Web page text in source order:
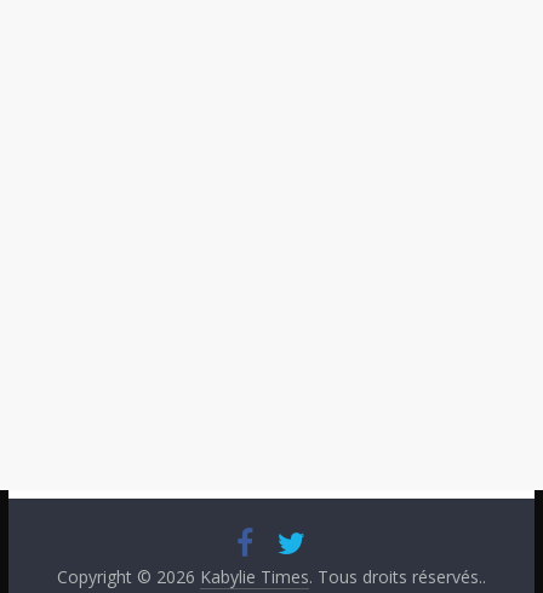
Copyright © 2026 Kabylie Times. Tous droits réservés..